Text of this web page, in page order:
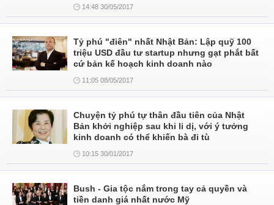
14:48 30/05/2017
Tỷ phú "điên" nhất Nhật Bản: Lập quỹ 100
triệu USD đầu tư startup nhưng gạt phắt bất
cứ bản kế hoạch kinh doanh nào
11:05 08/05/2017
Chuyện tỷ phú tự thân đầu tiên của Nhật
Bản khởi nghiệp sau khi li dị, với ý tưởng
kinh doanh có thể khiến bà đi tù
10:15 30/01/2017
Bush - Gia tộc nắm trong tay cả quyền và
tiền danh giá nhất nước Mỹ